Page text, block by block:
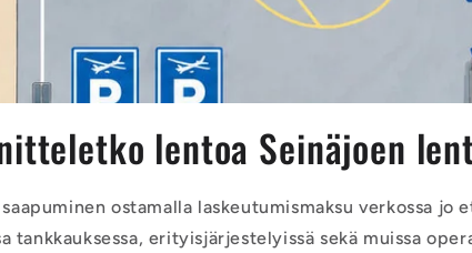
lentoa Seinäjoen
ostamalla laskeutumismaksu verkossa jo
tankkauksessa, erityisjärjestelyissä sekä muissa